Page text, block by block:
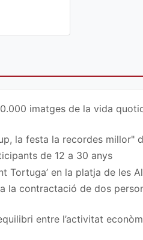
imatges de la vida
la festa la recordes millor"
de 12 a 30 anys
Tortuga’ en la platja de les
la contractació de dos
entre l’activitat